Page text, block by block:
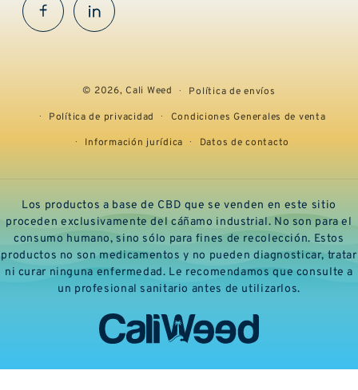
FacebookInstaGram
© 2026,Cali Weed
Política de envíos
Política de privacidad
Condiciones Generales de venta
Información jurídica
Datos de contacto
Los productos a base de CBD que se venden en este sitio
proceden exclusivamente del cáñamo industrial. No son para el
consumo humano, sino sólo para fines de recolección. Estos
productos no son medicamentos y no pueden diagnosticar, tratar
ni curar ninguna enfermedad. Le recomendamos que consulte a
un profesional sanitario antes de utilizarlos.